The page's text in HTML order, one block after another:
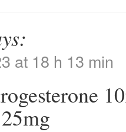
at 18 h 13 min